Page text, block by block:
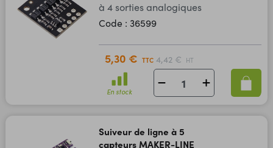
à 4 sorties analogiques
Code : 36599
5,30 € TTC 4,42 € HT
En stock
Suiveur de ligne à 5
capteurs MAKER-LINE